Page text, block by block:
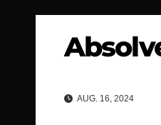
AUG. 16, 2024